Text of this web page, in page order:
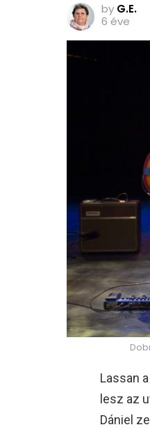
by G.E.
6 éve
Lassan
lesz az
Dániel